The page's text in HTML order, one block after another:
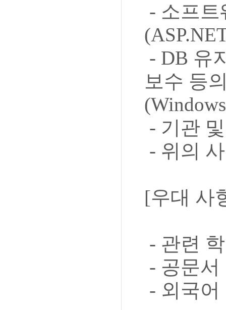
- 소프트
- DB 유
보수 등
- 기관
- 위의
[우대 사
- 관련
- 공문서
- 외국어